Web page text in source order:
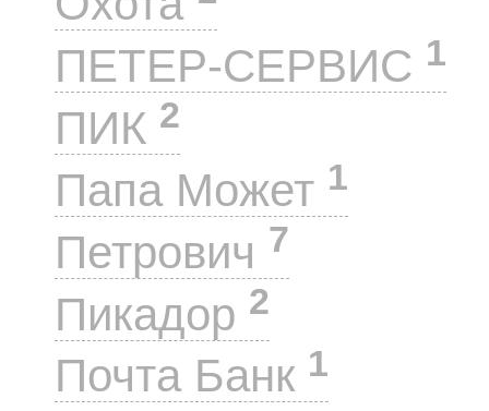
ПЕТЕР-СЕРВИС 1
ПИК 2
Папа Может 1
Петрович 7
Пикадор 2
Почта Банк 1